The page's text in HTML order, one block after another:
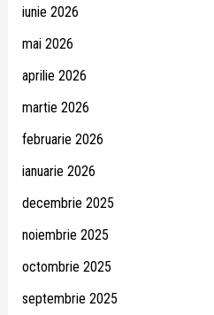
iunie 2026
mai 2026
aprilie 2026
martie 2026
februarie 2026
ianuarie 2026
decembrie 2025
noiembrie 2025
octombrie 2025
septembrie 2025